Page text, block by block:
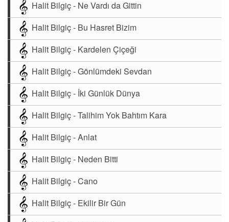
Halit Bilgiç - Ne Vardı da Gittin
Halit Bilgiç - Bu Hasret Bizim
Halit Bilgiç - Kardelen Çiçeği
Halit Bilgiç - Gönlümdeki Sevdan
Halit Bilgiç - İki Günlük Dünya
Halit Bilgiç - Talihim Yok Bahtım Kara
Halit Bilgiç - Anlat
Halit Bilgiç - Neden Bitti
Halit Bilgiç - Cano
Halit Bilgiç - Ekilir Bir Gün